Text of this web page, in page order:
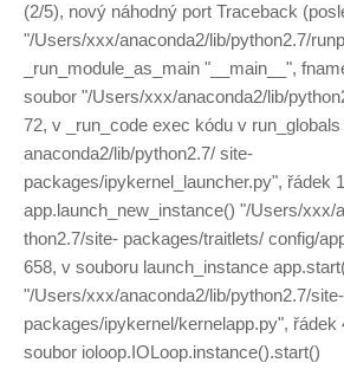
(2/5), nový náhodný port Traceback
"/Users/xxx/anaconda2/lib/python2.7/
_run_module_as_main "__main__",
soubor "/Users/xxx/anaconda2/lib/
72, v _run_code exec kódu v
anaconda2/lib/python2.7/ site-
packages/ipykernel_launcher.py", řádek
app.launch_new_instance() "/Users/xxx/
thon2.7/site- packages/traitlets/ config/
658, v souboru launch_instance
"/Users/xxx/anaconda2/lib/python2.7/site-
packages/ipykernel/kernelapp.py", řádek
soubor ioloop.IOLoop.instance().start()